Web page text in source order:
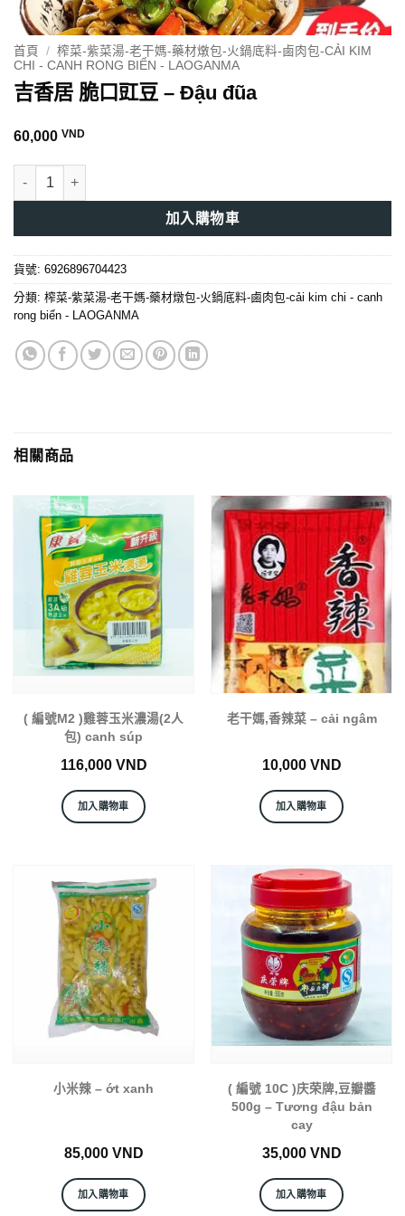
首頁 / 榨菜-紫菜湯-老干媽-藥材燉包-火鍋底料-鹵肉包-CẢI KIM
CHI - CANH RONG BIỂN - LAOGANMA
吉香居 脆口豇豆 – Đậu đũa
60,000 VND
吉香居 脆口豇豆 - Đậu đũa 數量
加入購物車
貨號: 6926896704423
分類: 榨菜-紫菜湯-老干媽-藥材燉包-火鍋底料-鹵肉包-cải kim chi - canh
rong biển - LAOGANMA
相關商品
( 編號M2 )雞蓉玉米濃湯(2人
包) canh súp
116,000 VND
加入購物車
老干媽,香辣菜 – cải ngâm
10,000 VND
加入購物車
小米辣 – ớt xanh
85,000 VND
加入購物車
( 編號 10C )庆荣牌,豆瓣醬
500g – Tương đậu bản
cay
35,000 VND
加入購物車